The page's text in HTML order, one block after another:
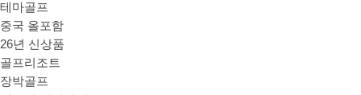
테마골프
중국 올포함
26년 신상품
골프리조트
장박골프